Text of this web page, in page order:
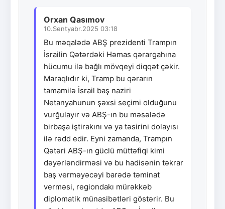
Orxan Qasımov
10.Sentyabr.2025 03:18
Bu məqalədə ABŞ prezidenti Trampın
İsrailin Qətərdəki Həmas qərargahına
hücumu ilə bağlı mövqeyi diqqət çəkir.
Maraqlıdır ki, Tramp bu qərarın
tamamilə İsrail baş naziri
Netanyahunun şəxsi seçimi olduğunu
vurğulayır və ABŞ-ın bu məsələdə
birbaşa iştirakını və ya təsirini dolayısı
ilə rədd edir. Eyni zamanda, Trampın
Qətəri ABŞ-ın güclü müttəfiqi kimi
dəyərləndirməsi və bu hadisənin təkrar
baş verməyəcəyi barədə təminat
verməsi, regiondakı mürəkkəb
diplomatik münasibətləri göstərir. Bu